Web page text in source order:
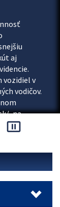
aj
vozidiel v
vodičov.
, na
si...
pause_presentation